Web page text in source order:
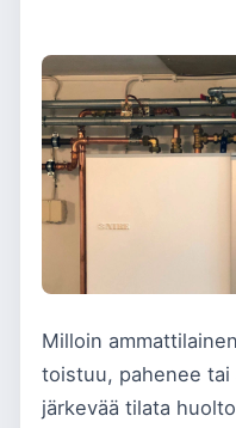
Milloin
toistuu, pahenee
järkevää tilata